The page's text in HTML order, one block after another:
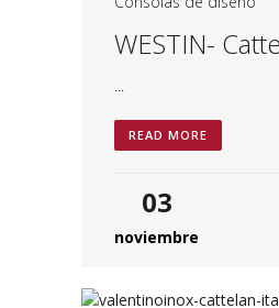
WESTIN-
READ MORE
03
noviembre